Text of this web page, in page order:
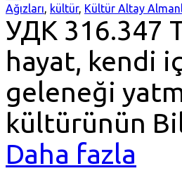
Ağızları kültür, Kültür Altay
УДК 316.347
hayat, kendi
geleneği
kültürünün
Daha fazla